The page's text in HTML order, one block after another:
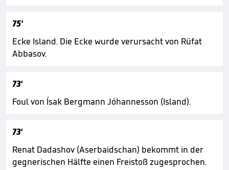
75'
Ecke Island. Die Ecke wurde verursacht von Rüfat
Abbasov.
73'
Foul von Ísak Bergmann Jóhannesson (Island).
73'
Renat Dadashov (Aserbaidschan) bekommt in der
gegnerischen Hälfte einen Freistoß zugesprochen.